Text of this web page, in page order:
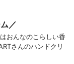
／
おんなのこらしい香
さんのハンドクリ